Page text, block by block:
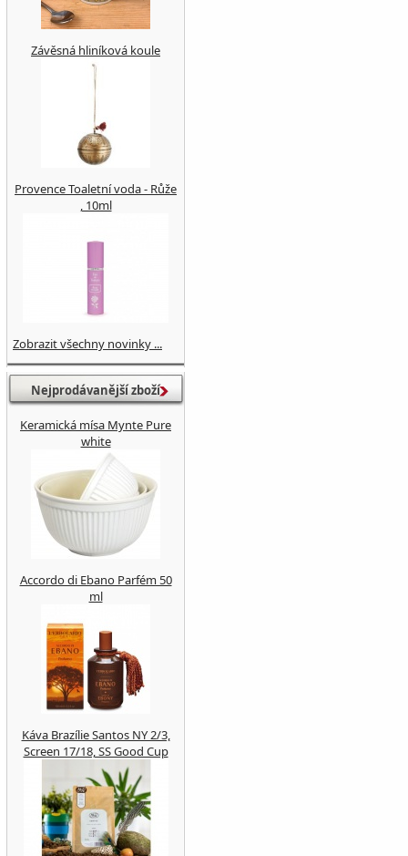
Závěsná hliníková koule
Provence Toaletní voda - Růže
, 10ml
Zobrazit všechny novinky ...
Nejprodávanější zboží
Keramická mísa Mynte Pure
white
Accordo di Ebano Parfém 50
ml
Káva Brazílie Santos NY 2/3,
Screen 17/18, SS Good Cup